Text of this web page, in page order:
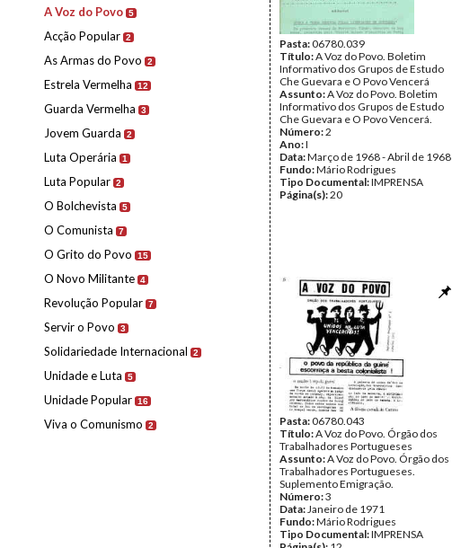
A Voz do Povo 5
Acção Popular 2
As Armas do Povo 2
Estrela Vermelha 12
Guarda Vermelha 3
Jovem Guarda 2
Luta Operária 1
Luta Popular 2
O Bolchevista 5
O Comunista 7
O Grito do Povo 15
O Novo Militante 4
Revolução Popular 7
Servir o Povo 3
Solidariedade Internacional 2
Unidade e Luta 5
Unidade Popular 16
Viva o Comunismo 2
Pasta:06780.039
Título:A Voz do Povo. Boletim
Informativo dos Grupos de Estudo
Che Guevara e O Povo Vencerá
Assunto:A Voz do Povo. Boletim
Informativo dos Grupos de Estudo
Che Guevara e O Povo Vencerá.
Número:2
Ano:I
Data:Março de 1968 - Abril de 1968
Fundo:Mário Rodrigues
Tipo Documental:IMPRENSA
Página(s):20
Pasta:06780.043
Título:A Voz do Povo. Órgão dos
Trabalhadores Portugueses
Assunto:A Voz do Povo. Órgão dos
Trabalhadores Portugueses.
Suplemento Emigração.
Número:3
Data:Janeiro de 1971
Fundo:Mário Rodrigues
Tipo Documental:IMPRENSA